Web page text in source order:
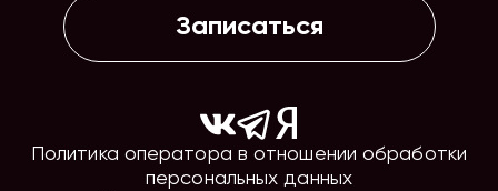
Записаться
Политика оператора в отношении обработки
персональных данных